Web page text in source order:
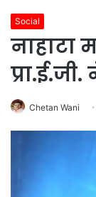
Social
नाहाटा
Chetan Wani